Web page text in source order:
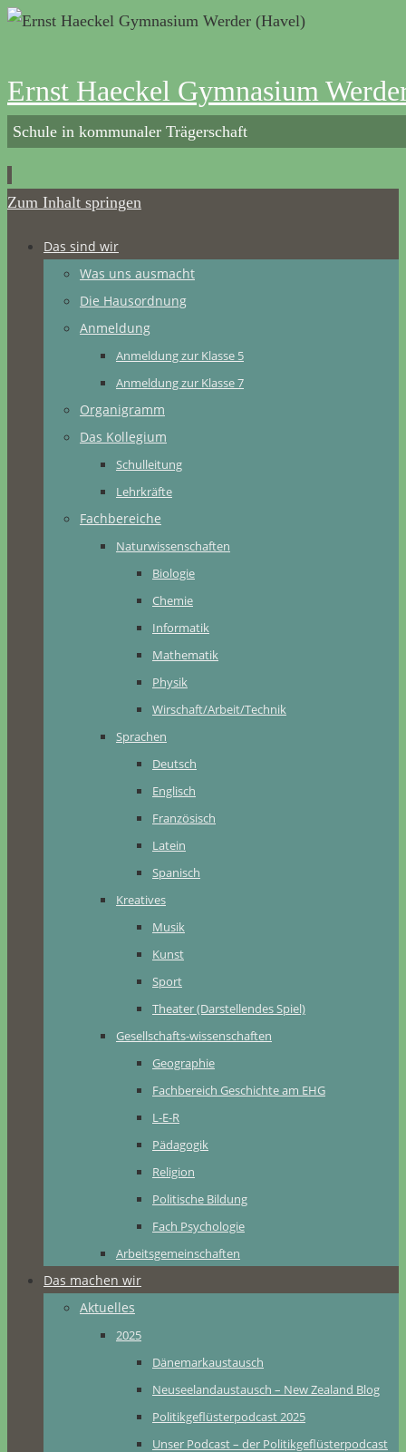
Ernst Haeckel Gymnasium
Schule in kommunaler Trägerschaft
Zum Inhalt springen
Das sind wir
Was uns ausmacht
Die Hausordnung
Anmeldung
Anmeldung zur Klasse 5
Anmeldung zur Klasse 7
Organigramm
Das Kollegium
Schulleitung
Lehrkräfte
Fachbereiche
Naturwissenschaften
Biologie
Chemie
Informatik
Mathematik
Physik
Wirschaft/Arbeit/Technik
Sprachen
Deutsch
Englisch
Französisch
Latein
Spanisch
Kreatives
Musik
Kunst
Sport
Theater (Darstellendes Spiel)
Gesellschafts-wissenschaften
Geographie
Fachbereich Geschichte am EHG
L-E-R
Pädagogik
Religion
Politische Bildung
Fach Psychologie
Arbeitsgemeinschaften
Das machen wir
Aktuelles
2025
Dänemarkaustausch
Neuseelandaustausch – New Zealand Blog
Politikgeflüsterpodcast 2025
Unser Podcast – der Politikgeflüsterpodcast